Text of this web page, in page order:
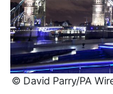
© David Parry/PA